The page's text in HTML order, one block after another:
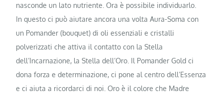
nasconde un lato nutriente. Ora è possibile individuarlo.
In questo ci può aiutare ancora una volta Aura-Soma con
un Pomander (bouquet) di oli essenziali e cristalli
polverizzati che attiva il contatto con la Stella
dell’Incarnazione, la Stella dell’Oro. Il Pomander Gold ci
dona forza e determinazione, ci pone al centro dell’Essenza
e ci aiuta a ricordarci di noi. Oro è il colore che Madre